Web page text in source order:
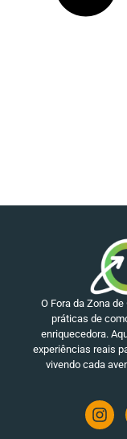
O Fora da Zona
práticas de
enriquecedora.
experiências reais
vivendo cada